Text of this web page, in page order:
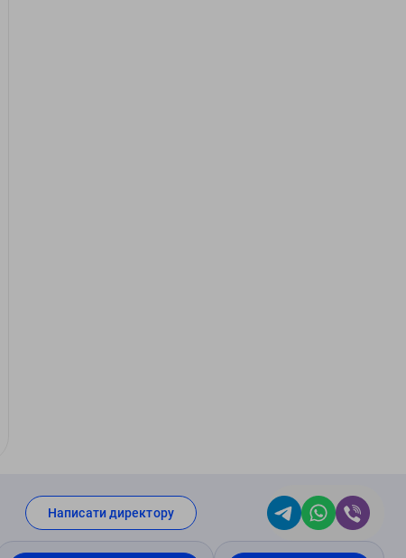
Написати директору